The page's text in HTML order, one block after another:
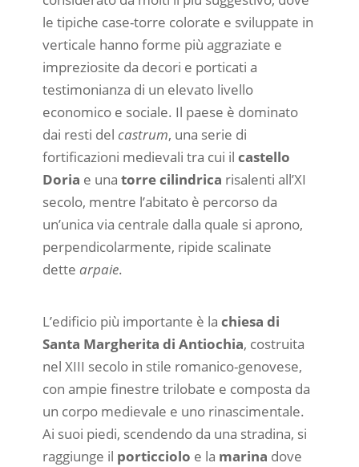
le tipiche case-torre colorate e sviluppate in
verticale hanno forme più aggraziate e
impreziosite da decori e porticati a
testimonianza di un elevato livello
economico e sociale. Il paese è dominato
dai resti del castrum, una serie di
fortificazioni medievali tra cui il castello
Doria e una torre cilindrica risalenti all’XI
secolo, mentre l’abitato è percorso da
un’unica via centrale dalla quale si aprono,
perpendicolarmente, ripide scalinate
dette arpaie.
L’edificio più importante è la chiesa di
Santa Margherita di Antiochia, costruita
nel XIII secolo in stile romanico-genovese,
con ampie finestre trilobate e composta da
un corpo medievale e uno rinascimentale.
Ai suoi piedi, scendendo da una stradina, si
raggiunge il porticciolo e la marina dove